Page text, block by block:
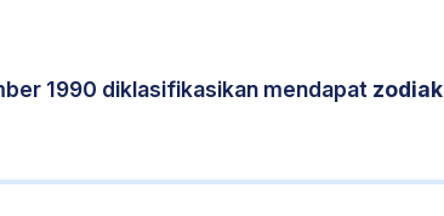
1990 diklasifikasikan mendapat zodiak